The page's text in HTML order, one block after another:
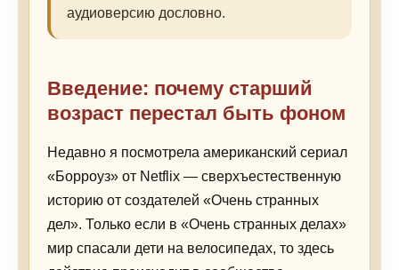
аудиоверсию дословно.
Введение: почему старший
возраст перестал быть фоном
Недавно я посмотрела американский сериал
«Борроуз» от Netflix — сверхъестественную
историю от создателей «Очень странных
дел». Только если в «Очень странных делах»
мир спасали дети на велосипедах, то здесь